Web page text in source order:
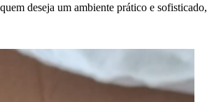
deseja um ambiente prático e